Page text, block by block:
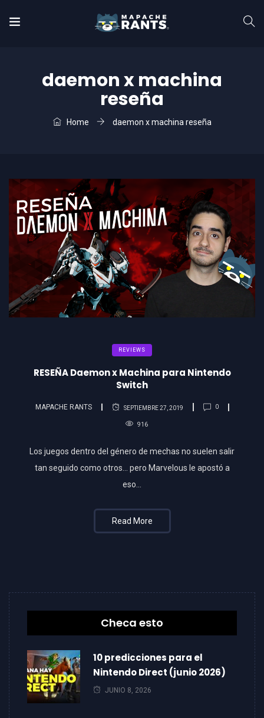
daemon x machina
reseña
Home daemon x machina reseña
REVIEWS
RESEÑA Daemon x Machina para Nintendo
Switch
MAPACHE RANTS SEPTIEMBRE 27, 2019 0
916
Los juegos dentro del género de mechas no suelen salir
tan seguido como otros… pero Marvelous le apostó a
eso…
Read More
Checa esto
10 predicciones para el
Nintendo Direct (junio 2026)
JUNIO 8, 2026